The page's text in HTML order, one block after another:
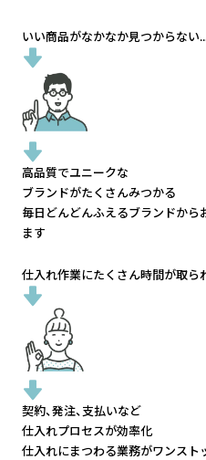
いい商品がなかなか見つからない
高品質でユニークな
ブランドがたくさんみつかる
毎日どんどんふえるブランドから
ます
仕入れ作業にたくさん時間が取ら
契約、発注、支払いなど
仕入れプロセスが効率化
仕入れにまつわる業務がワンスト